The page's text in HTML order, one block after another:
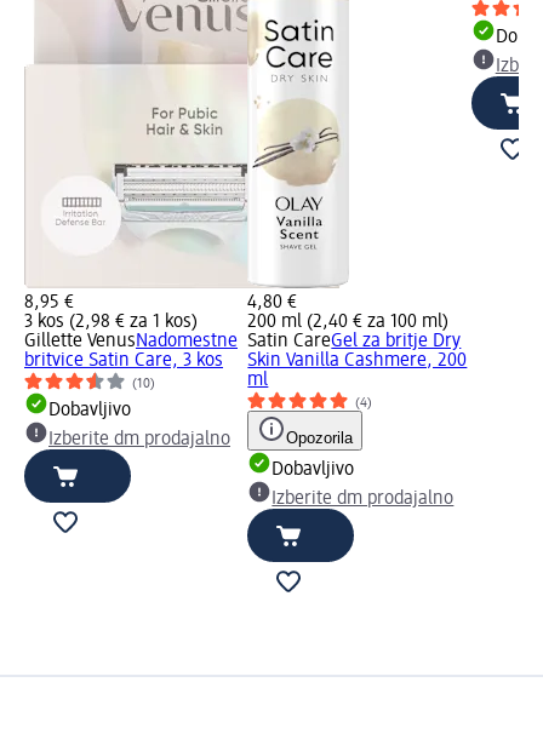
8,95 €
3 kos (2,98 € za 1 kos)
Gillette VenusNadomestne
britvice Satin Care, 3 kos
(10)
Dobavljivo
Izberite dm prodajalno
4,80 €
200 ml (2,40 € za 100 ml)
Satin CareGel za britje Dry
Skin Vanilla Cashmere, 200
ml
(4)
Opozorila
Dobavljivo
Izberite dm prodajalno